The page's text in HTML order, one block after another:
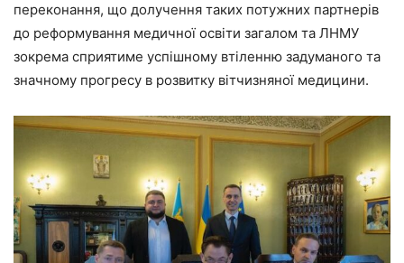
переконання, що долучення таких потужних партнерів
до реформування медичної освіти загалом та ЛНМУ
зокрема сприятиме успішному втіленню задуманого та
значному прогресу в розвитку вітчизняної медицини.